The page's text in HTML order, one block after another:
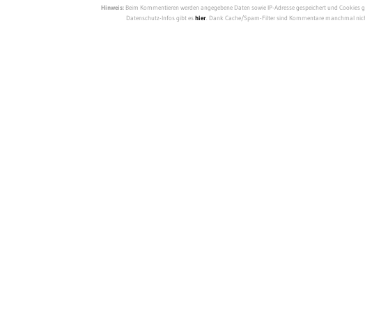
Hinweis:Beim Kommentieren werden angegebene Daten sowie IP-Adresse gespeichert und
Datenschutz-Infos gibt eshier. Dank Cache/Spam-Filter sind Kommentare manchmal